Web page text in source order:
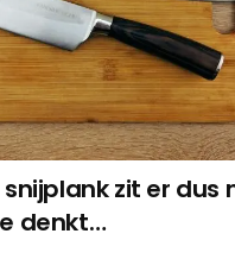
zit er dus
denkt…